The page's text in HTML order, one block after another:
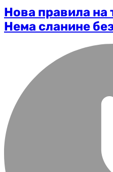
Нова правила
Нема сланине